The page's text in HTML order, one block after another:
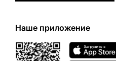
Наше приложение